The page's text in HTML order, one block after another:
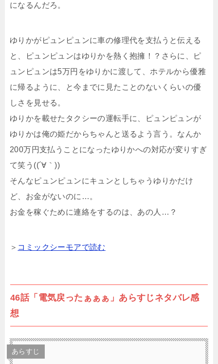
になるんだろ。
ゆりかがピュンピュンに車の修理代を支払うと伝える
と、ピュンピュンはゆりかを熱く抱擁！？さらに、ピ
ュンピュンは5万円をゆりかに渡して、ホテルから優雅
に帰るように、と今までに見たことのないくらいの優
しさを見せる。
ゆりかを載せたタクシーの運転手に、ピュンピュンが
ゆりかは俺の姫だからちゃんと送るよう言う。なんか
200万円支払うことになったゆりかへの対応が変りすぎ
て笑う((´∀｀))
そんなピュンピュンにキュンとしちゃうゆりかだけ
ど、お金がないのに…。
お金を稼ぐために連絡をするのは、あの人…？
＞ コミックシーモアで読む
46話「電気戻ったぁぁぁ」あらすじネタバレ感
想
あらすじ